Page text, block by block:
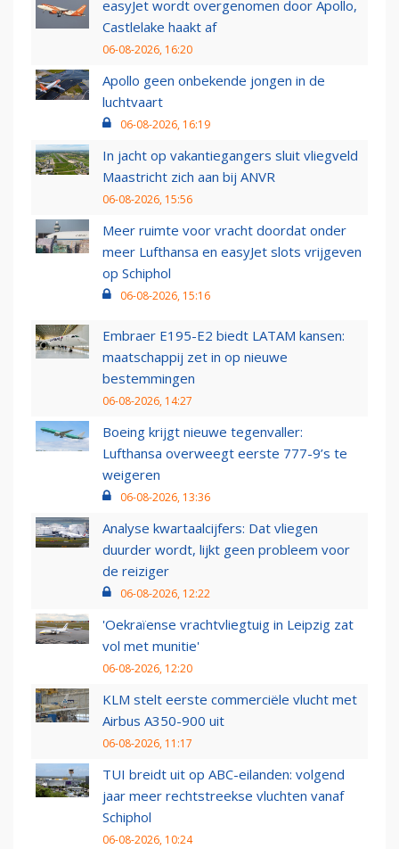
easyJet wordt overgenomen door Apollo,
Castlelake haakt af
06-08-2026, 16:20
Apollo geen onbekende jongen in de
luchtvaart
06-08-2026, 16:19
In jacht op vakantiegangers sluit vliegveld
Maastricht zich aan bij ANVR
06-08-2026, 15:56
Meer ruimte voor vracht doordat onder
meer Lufthansa en easyJet slots vrijgeven
op Schiphol
06-08-2026, 15:16
Embraer E195-E2 biedt LATAM kansen:
maatschappij zet in op nieuwe
bestemmingen
06-08-2026, 14:27
Boeing krijgt nieuwe tegenvaller:
Lufthansa overweegt eerste 777-9’s te
weigeren
06-08-2026, 13:36
Analyse kwartaalcijfers: Dat vliegen
duurder wordt, lijkt geen probleem voor
de reiziger
06-08-2026, 12:22
'Oekraïense vrachtvliegtuig in Leipzig zat
vol met munitie'
06-08-2026, 12:20
KLM stelt eerste commerciële vlucht met
Airbus A350-900 uit
06-08-2026, 11:17
TUI breidt uit op ABC-eilanden: volgend
jaar meer rechtstreekse vluchten vanaf
Schiphol
06-08-2026, 10:24